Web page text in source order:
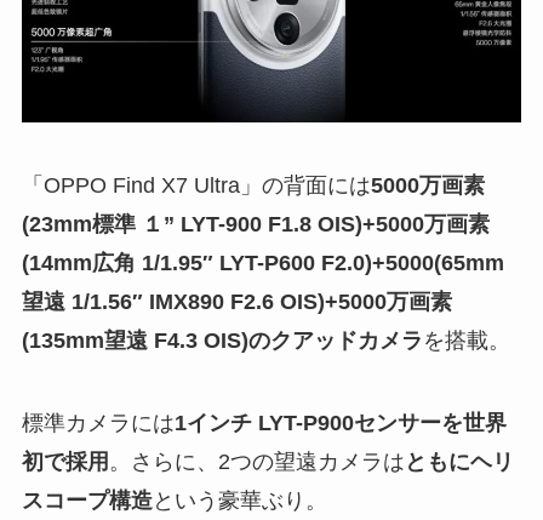
「OPPO Find X7 Ultra」の背面には5000万画素
(23mm標準 １” LYT-900 F1.8 OIS)+5000万画素
(14mm広角 1/1.95″ LYT-P600 F2.0)+5000(65mm
望遠 1/1.56″ IMX890 F2.6 OIS)+5000万画素
(135mm望遠 F4.3 OIS)のクアッドカメラ を搭載。
標準カメラには1インチ LYT-P900センサーを世界
初で採用 。さらに、2つの望遠カメラは ともにヘリ
スコープ構造という豪華ぶり。